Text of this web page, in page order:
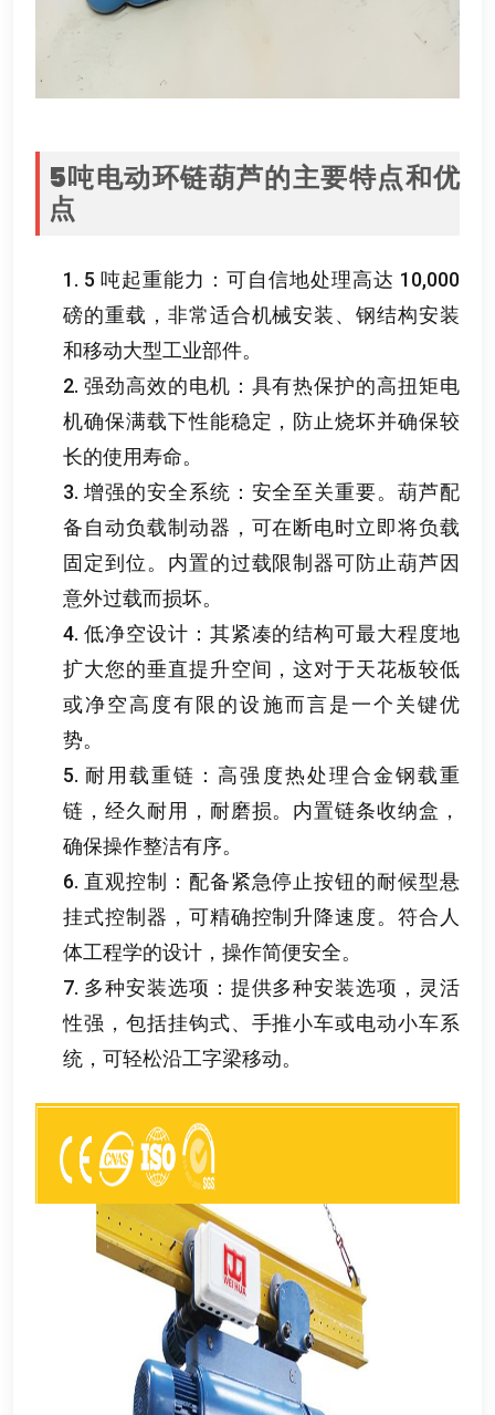
5吨电动环链葫芦的主要特点和优
点
1. 5 吨起重能力 ： 可自信地处理高达 10,000
磅的重载 ， 非常适合机械安装、钢结构安装
和移动大型工业部件。
2. 强劲高效的电机 ： 具有热保护的高扭矩电
机确保满载下性能稳定 ， 防止烧坏并确保较
长的使用寿命。
3. 增强的安全系统 ： 安全至关重要。葫芦配
备自动负载制动器 ， 可在断电时立即将负载
固定到位。 内置的过载限制器可防止葫芦因
意外过载而损坏。
4. 低净空设计 ： 其紧凑的结构可最大程度地
扩大您的垂直提升空间 ，这对于天花板较低
或净空高度有限的设施而言是一个关键优
势。
5. 耐用载重链 ： 高强度热处理合金钢载重
链 ， 经久耐用 ， 耐磨损。 内置链条收纳盒 ，
确保操作整洁有序。
6. 直观控制 ： 配备紧急停止按钮的耐候型悬
挂式控制器 ， 可精确控制升降速度。符合人
体工程学的设计 ， 操作简便安全。
7. 多种安装选项 ： 提供多种安装选项 ， 灵活
性强 ， 包括挂钩式、 手推小车或电动小车系
统 ， 可轻松沿工字梁移动。